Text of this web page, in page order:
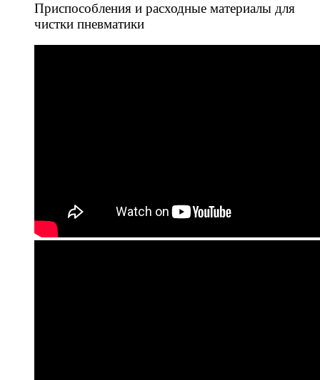
Приспособления и расходные материалы для
чистки пневматики